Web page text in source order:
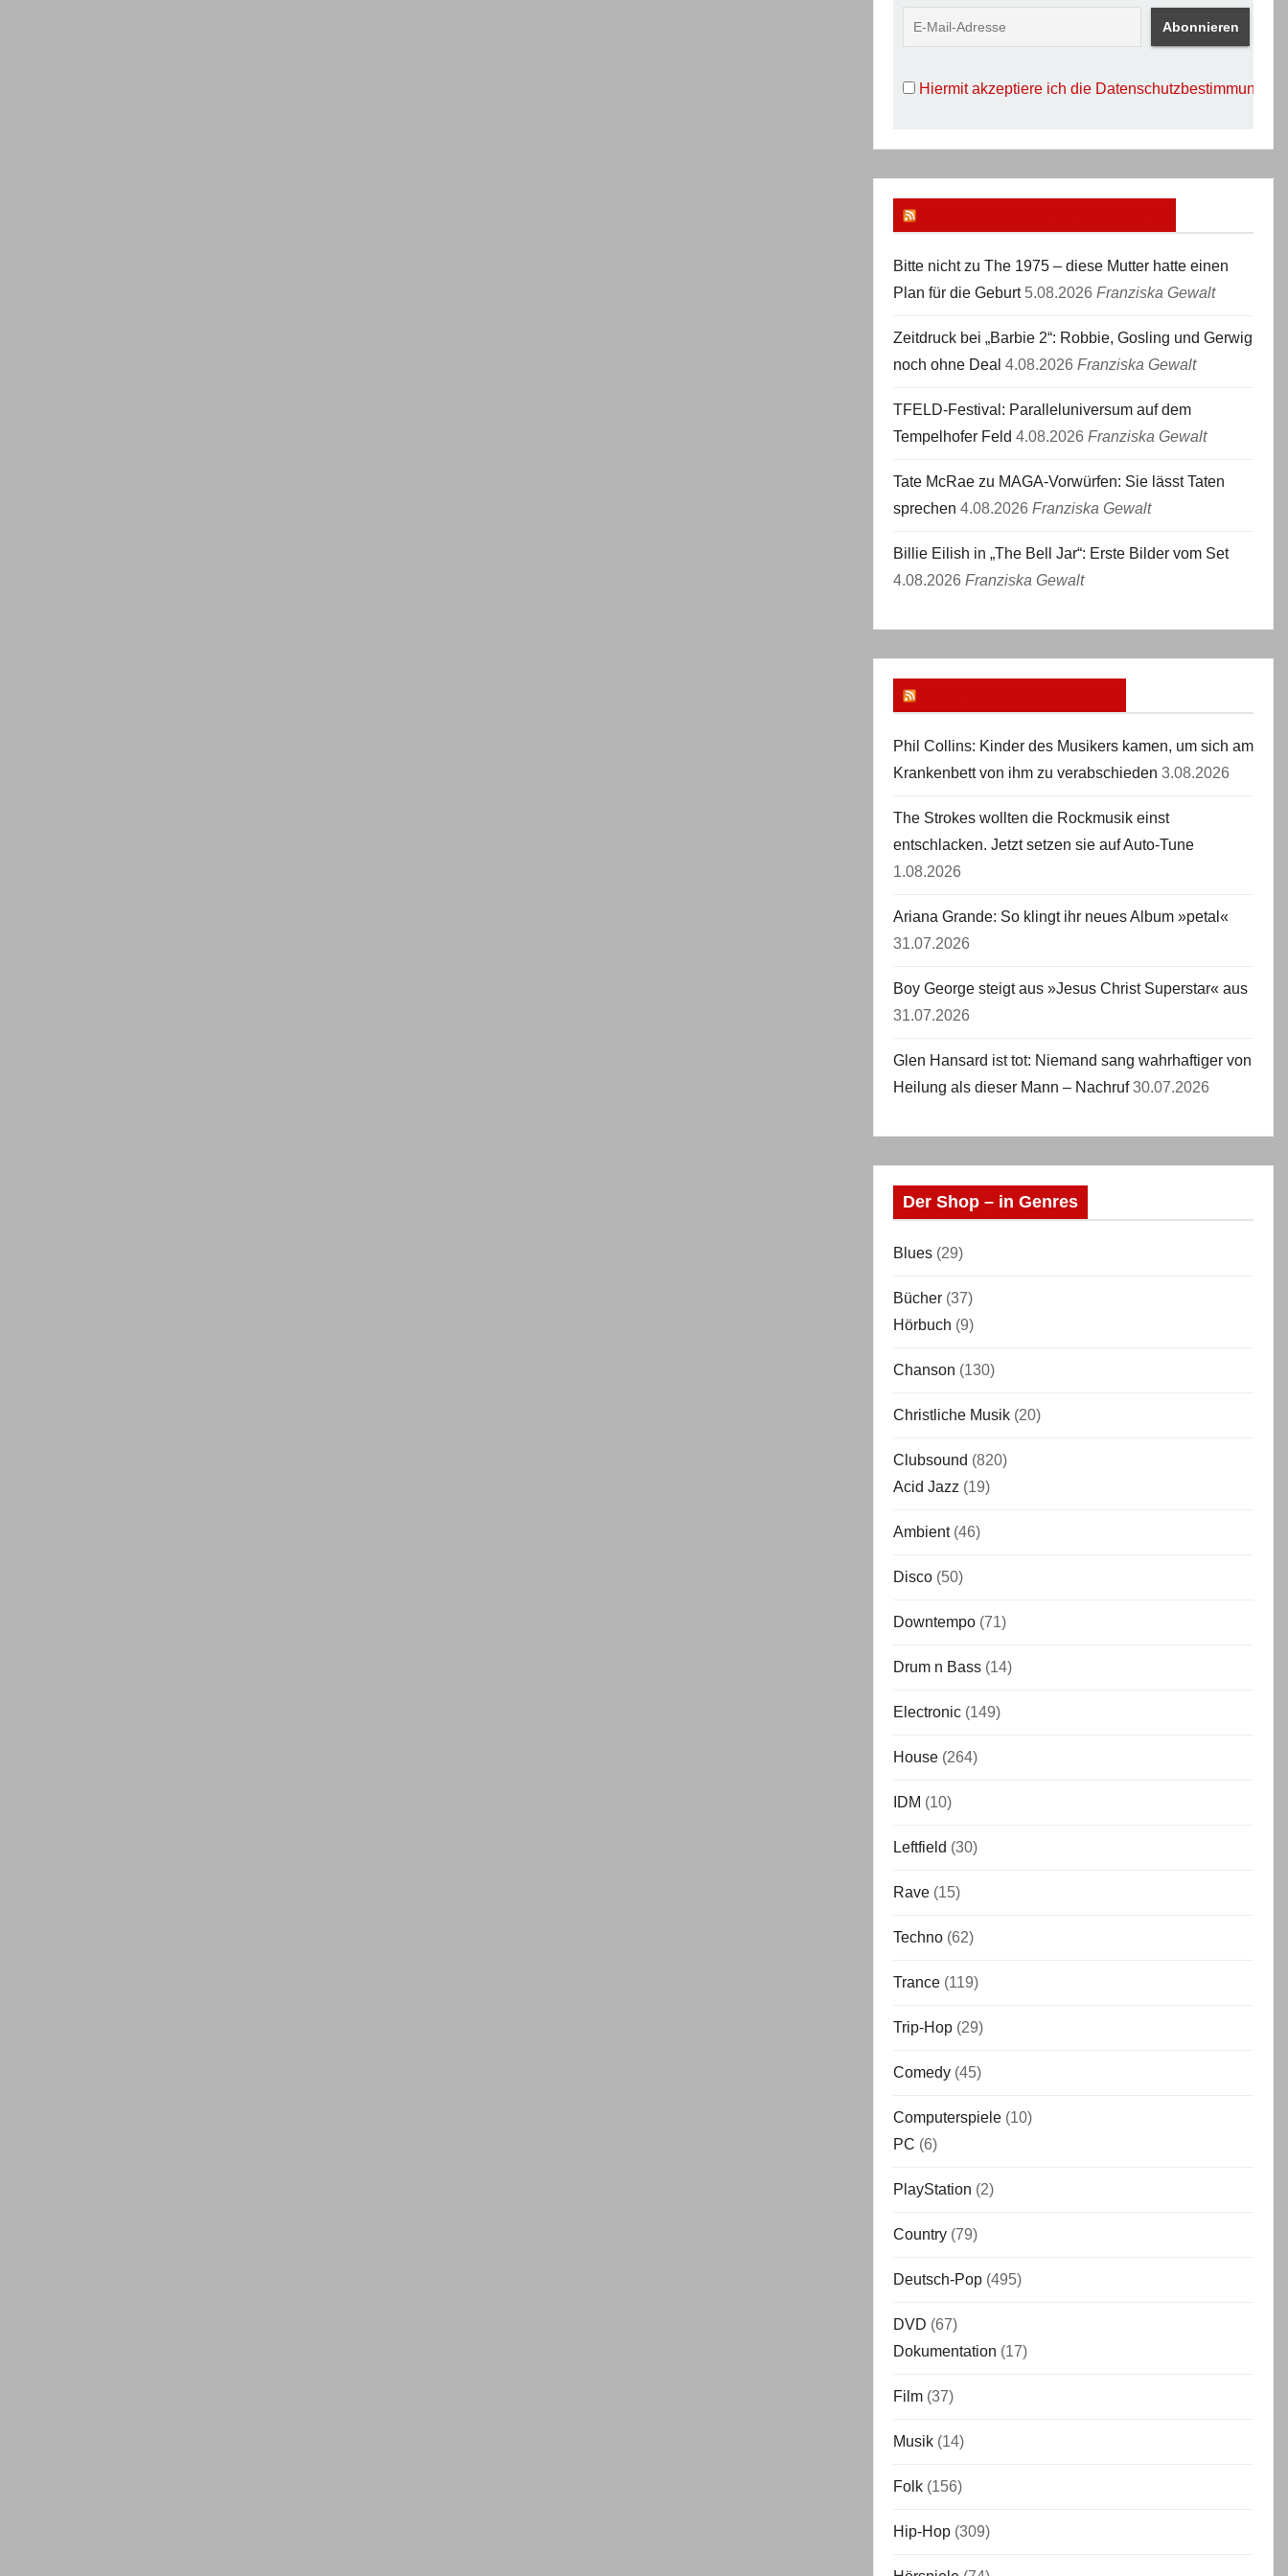
Hiermit akzeptiere ich die Datenschutzbestimmungen
Bitte nicht zu The 1975 – diese Mutter hatte einen
Plan für die Geburt 5.08.2026 Franziska Gewalt
Zeitdruck bei „Barbie 2“: Robbie, Gosling und Gerwig
noch ohne Deal 4.08.2026 Franziska Gewalt
TFELD-Festival: Paralleluniversum auf dem
Tempelhofer Feld 4.08.2026 Franziska Gewalt
Tate McRae zu MAGA-Vorwürfen: Sie lässt Taten
sprechen 4.08.2026 Franziska Gewalt
Billie Eilish in „The Bell Jar“: Erste Bilder vom Set
4.08.2026 Franziska Gewalt
Phil Collins: Kinder des Musikers kamen, um sich am
Krankenbett von ihm zu verabschieden 3.08.2026
The Strokes wollten die Rockmusik einst
entschlacken. Jetzt setzen sie auf Auto-Tune
1.08.2026
Ariana Grande: So klingt ihr neues Album »petal«
31.07.2026
Boy George steigt aus »Jesus Christ Superstar« aus
31.07.2026
Glen Hansard ist tot: Niemand sang wahrhaftiger von
Heilung als dieser Mann – Nachruf 30.07.2026
Der Shop – in Genres
Blues (29)
Bücher (37)
Hörbuch (9)
Chanson (130)
Christliche Musik (20)
Clubsound (820)
Acid Jazz (19)
Ambient (46)
Disco (50)
Downtempo (71)
Drum n Bass (14)
Electronic (149)
House (264)
IDM (10)
Leftfield (30)
Rave (15)
Techno (62)
Trance (119)
Trip-Hop (29)
Comedy (45)
Computerspiele (10)
PC (6)
PlayStation (2)
Country (79)
Deutsch-Pop (495)
DVD (67)
Dokumentation (17)
Film (37)
Musik (14)
Folk (156)
Hip-Hop (309)